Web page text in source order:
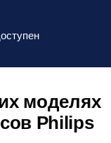
моделях
Philips